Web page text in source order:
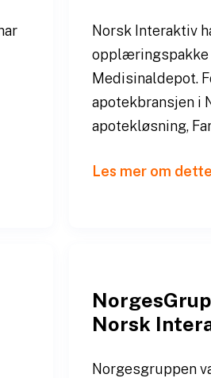
Norsk Interaktiv
Medisinaldepot.
apotekbransjen i
apotekløsning,
Les mer om dette
Norsk
Norgesgruppen